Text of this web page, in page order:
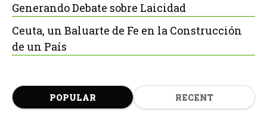
Generando Debate sobre Laicidad
Ceuta, un Baluarte de Fe en la Construcción
de un País
POPULAR RECENT